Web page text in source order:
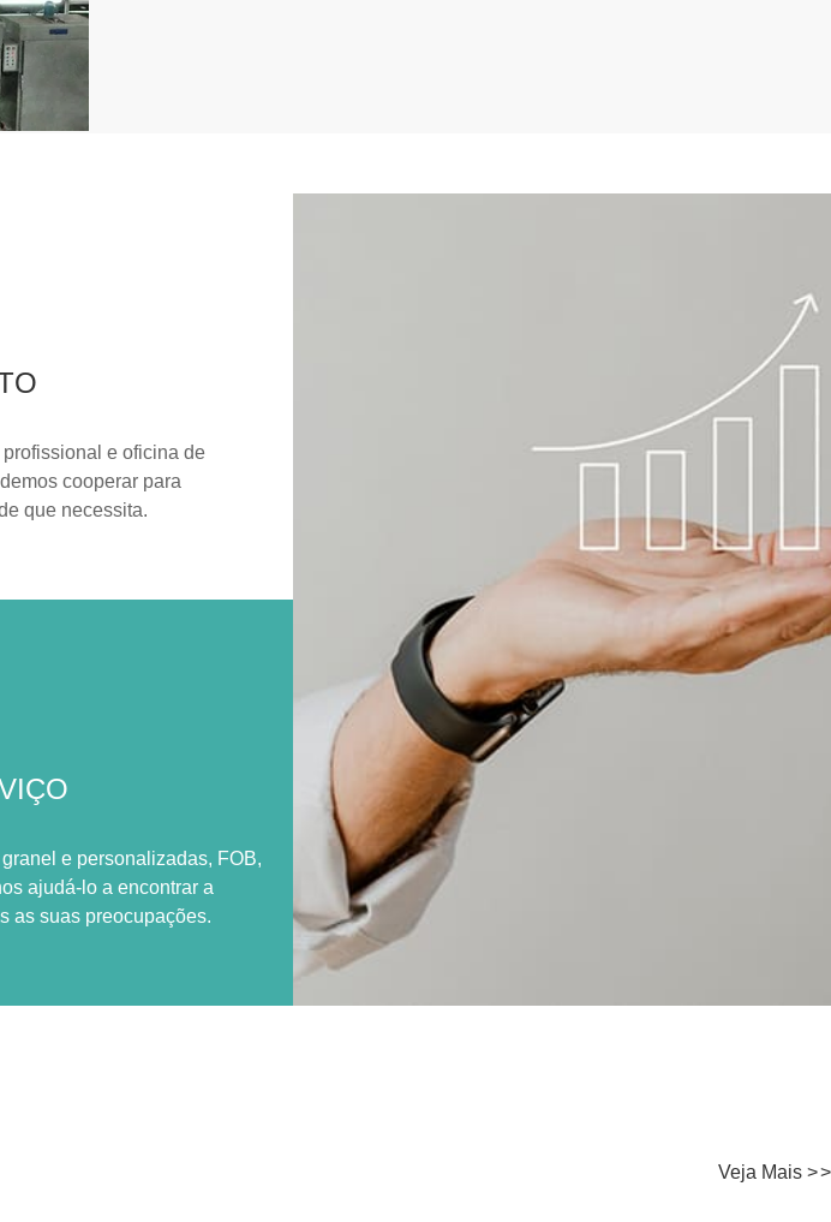
e oficina de
cooperar para
que necessita.
e personalizadas, FOB,
ajudá-lo a encontrar a
as suas preocupações.
Veja Mais >>